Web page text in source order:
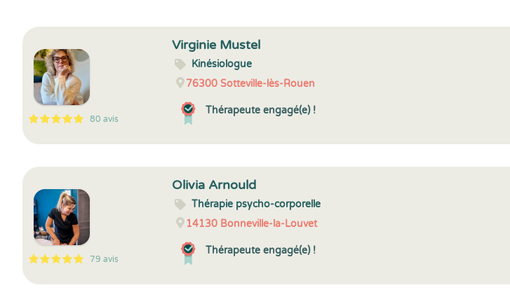
5
1
5
80 80 avis
Virginie Mustel
Kinésiologue
76300 Sotteville-lès-Rouen
Thérapeute engagé(e) !
5
1
5
79 79 avis
Olivia Arnould
Thérapie psycho-corporelle
14130 Bonneville-la-Louvet
Thérapeute engagé(e) !